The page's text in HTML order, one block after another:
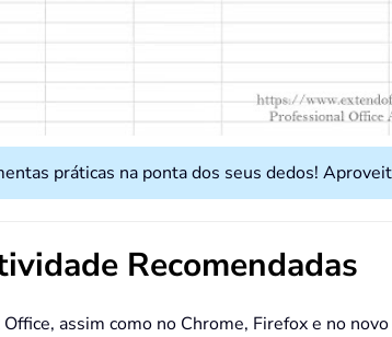
práticas na ponta dos seus dedos!
Recomendadas
assim como no Chrome, Firefox e no